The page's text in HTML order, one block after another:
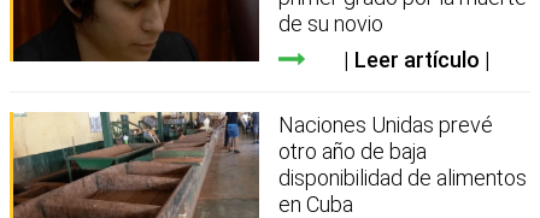
de su novio
Leer artículo
Naciones Unidas prevé
otro año de baja
disponibilidad de alimentos
en Cuba